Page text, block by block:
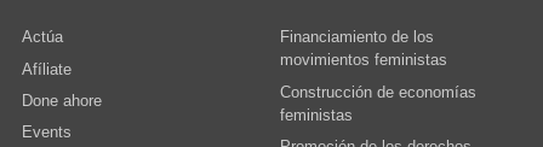
Actúa
Afíliate
Done ahore
Events
Financiamiento de los
movimientos feministas
Construcción de economías
feministas